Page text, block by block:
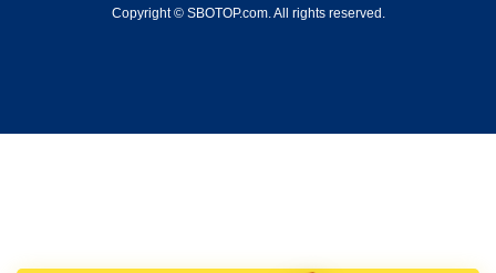
Copyright © SBOTOP.com. All rights reserved.